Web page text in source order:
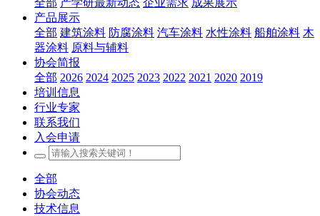
全部 产学研最新动态 企业需求 成果展示
产品展示
全部 建筑涂料 防腐涂料 汽车涂料 水性涂料 船舶涂料 木
器涂料 原料与辅料
协会简报
全部 2026 2024 2025 2023 2022 2021 2020 2019
培训信息
行业专家
联系我们
入会申请
全部
协会动态
技术信息